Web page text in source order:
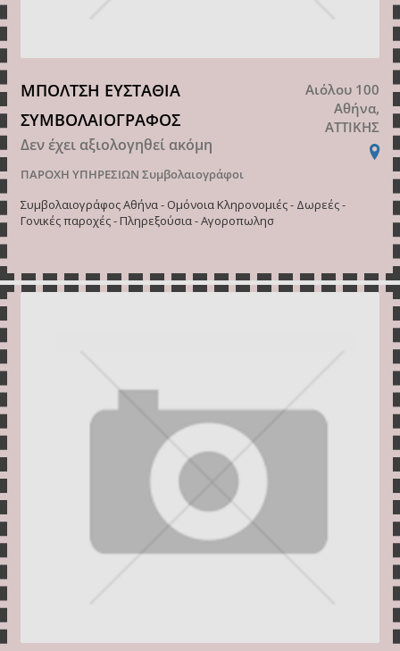
ΜΠΟΛΤΣΗ ΕΥΣΤΑΘΙΑ
ΣΥΜΒΟΛΑΙΟΓΡΑΦΟΣ
Δεν έχει αξιολογηθεί ακόμη
ΠΑΡΟΧΗ ΥΠΗΡΕΣΙΩΝ Συμβολαιογράφοι
Αιόλου 100
Αθήνα,
ΑΤΤΙΚΗΣ
Συμβολαιογράφος Αθήνα - Ομόνοια Κληρονομιές - Δωρεές -
Γονικές παροχές - Πληρεξούσια - Αγοροπωλησ